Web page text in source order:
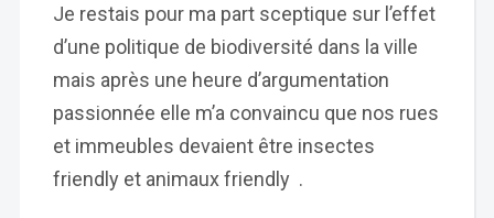
Je restais pour ma part sceptique sur l’effet
d’une politique de biodiversité dans la ville
mais après une heure d’argumentation
passionnée elle m’a convaincu que nos rues
et immeubles devaient être insectes
friendly et animaux friendly .